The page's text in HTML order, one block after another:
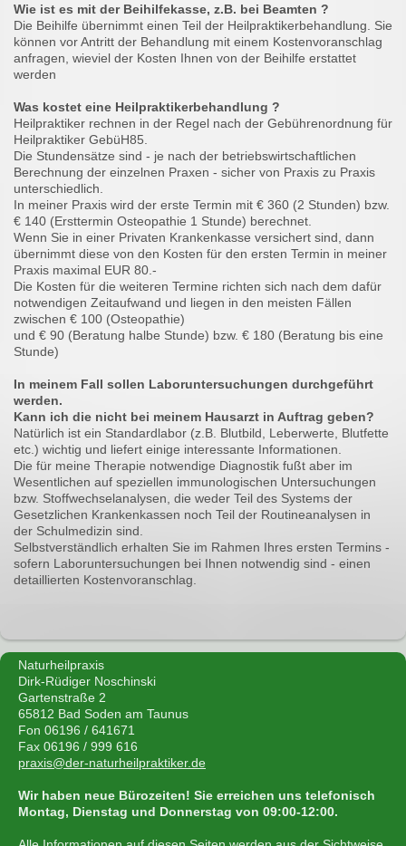
Wie ist es mit der Beihilfekasse, z.B. bei Beamten ?
Die Beihilfe übernimmt einen Teil der Heilpraktikerbehandlung. Sie
können vor Antritt der Behandlung mit einem Kostenvoranschlag
anfragen, wieviel der Kosten Ihnen von der Beihilfe erstattet
werden
Was kostet eine Heilpraktikerbehandlung ?
Heilpraktiker rechnen in der Regel nach der Gebührenordnung für
Heilpraktiker GebüH85.
Die Stundensätze sind - je nach der betriebswirtschaftlichen
Berechnung der einzelnen Praxen - sicher von Praxis zu Praxis
unterschiedlich.
In meiner Praxis wird der erste Termin mit € 360 (2 Stunden) bzw.
€ 140 (Ersttermin Osteopathie 1 Stunde) berechnet.
Wenn Sie in einer Privaten Krankenkasse versichert sind, dann
übernimmt diese von den Kosten für den ersten Termin in meiner
Praxis maximal EUR 80.-
Die Kosten für die weiteren Termine richten sich nach dem dafür
notwendigen Zeitaufwand und liegen in den meisten Fällen
zwischen € 100 (Osteopathie)
und € 90 (Beratung halbe Stunde) bzw. € 180 (Beratung bis eine
Stunde)
In meinem Fall sollen Laboruntersuchungen durchgeführt
werden.
Kann ich die nicht bei meinem Hausarzt in Auftrag geben?
Natürlich ist ein Standardlabor (z.B. Blutbild, Leberwerte, Blutfette
etc.) wichtig und liefert einige interessante Informationen.
Die für meine Therapie notwendige Diagnostik fußt aber im
Wesentlichen auf speziellen immunologischen Untersuchungen
bzw. Stoffwechselanalysen, die weder Teil des Systems der
Gesetzlichen Krankenkassen noch Teil der Routineanalysen in
der Schulmedizin sind.
Selbstverständlich erhalten Sie im Rahmen Ihres ersten Termins -
sofern Laboruntersuchungen bei Ihnen notwendig sind - einen
detaillierten Kostenvoranschlag.
Naturheilpraxis
Dirk-Rüdiger Noschinski
Gartenstraße 2
65812 Bad Soden am Taunus
Fon 06196 / 641671
Fax 06196 / 999 616
praxis@der-naturheilpraktiker.de
Wir haben neue Bürozeiten! Sie erreichen uns telefonisch
Montag, Dienstag und Donnerstag von 09:00-12:00.